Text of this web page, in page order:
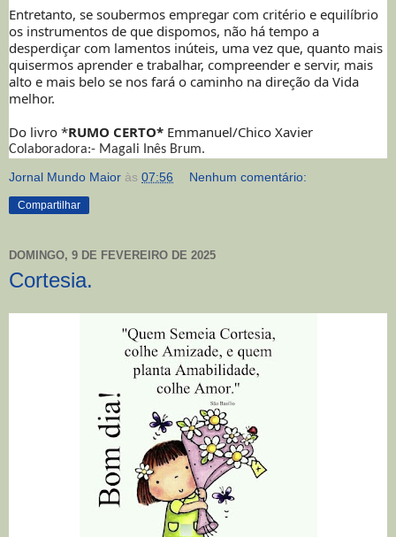
Entretanto, se soubermos empregar com critério e equilíbrio
os instrumentos de que dispomos, não há tempo a
desperdiçar com lamentos inúteis, uma vez que, quanto mais
quisermos aprender e trabalhar, compreender e servir, mais
alto e mais belo se nos fará o caminho na direção da Vida
melhor.
Do livro *RUMO CERTO* Emmanuel/Chico Xavier
Colaboradora:- Magali Inês Brum.
Jornal Mundo Maior às 07:56 Nenhum comentário:
Compartilhar
DOMINGO, 9 DE FEVEREIRO DE 2025
Cortesia.